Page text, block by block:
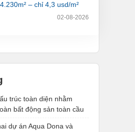
– chỉ 4,3 usd/m²
02-08-2026
trúc toàn diện nhằm
bất động sản toàn cầu
dự án Aqua Dona và